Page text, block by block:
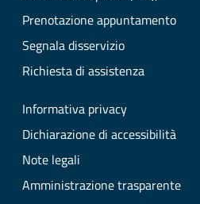
Prenotazione appuntamento
Segnala disservizio
Richiesta di assistenza
Informativa privacy
Dichiarazione di accessibilità
Note legali
Amministrazione trasparente